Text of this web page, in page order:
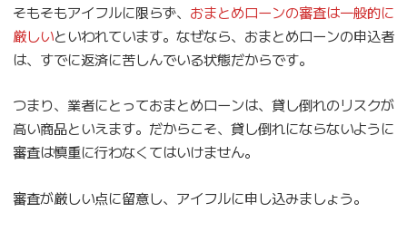
そもそもアイフルに限らず、 おまとめローンの審査は一般的に
厳しいといわれています。なぜなら、おまとめローンの申込者
は、すでに返済に苦しんでいる状態だからです。
つまり、業者にとっておまとめローンは、貸し倒れのリスクが
高い商品といえます。だからこそ、貸し倒れにならないように
審査は慎重に行わなくてはいけません。
審査が厳しい点に留意し、アイフルに申し込みましょう。